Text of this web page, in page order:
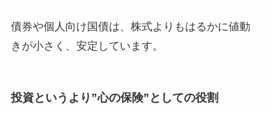
債券や個人向け国債は、株式よりもはるかに値動
きが小さく、安定しています。
投資というより”心の保険”としての役割